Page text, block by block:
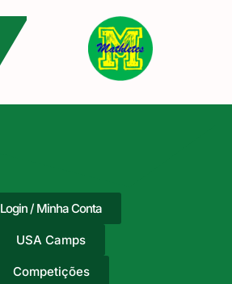
Login / Minha Conta
USA Camps
Competições